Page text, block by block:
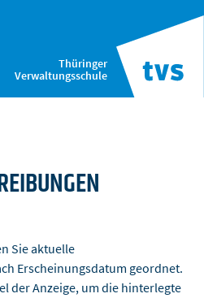
Thüringer
Verwaltungsschule
Sie aktuelle
Erscheinungsdatum geordnet.
der Anzeige, um die hinterlegte